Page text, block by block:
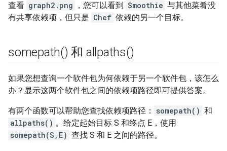
查看 graph2.png ，您可以看到 Smoothie 与其他菜肴没
有共享依赖项，但只是 Chef 依赖的另一个目标。
somepath() 和 allpaths()
如果您想查询一个软件包为何依赖于另一个软件包，该怎么
办？显示这两个软件包之间的依赖项路径即可提供答案。
有两个函数可以帮助您查找依赖项路径： somepath() 和
allpaths() 。给定起始目标 S 和终点 E，使用
somepath(S,E) 查找 S 和 E 之间的路径。